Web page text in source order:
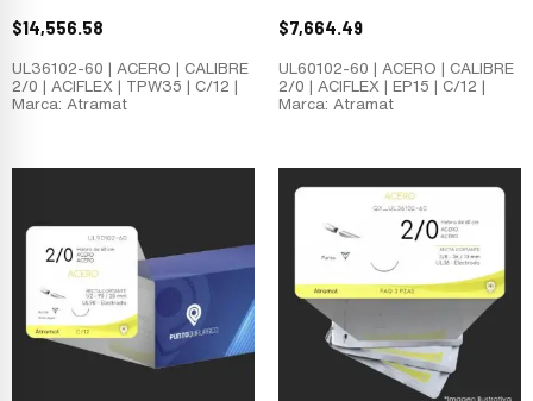
$14,556.58
UL36102-60 | ACERO | CALIBRE
2/0 | ACIFLEX | TPW35 | C/12 |
Marca: Atramat
$7,664.49
UL60102-60 | ACERO | CALIBRE
2/0 | ACIFLEX | EP15 | C/12 |
Marca: Atramat